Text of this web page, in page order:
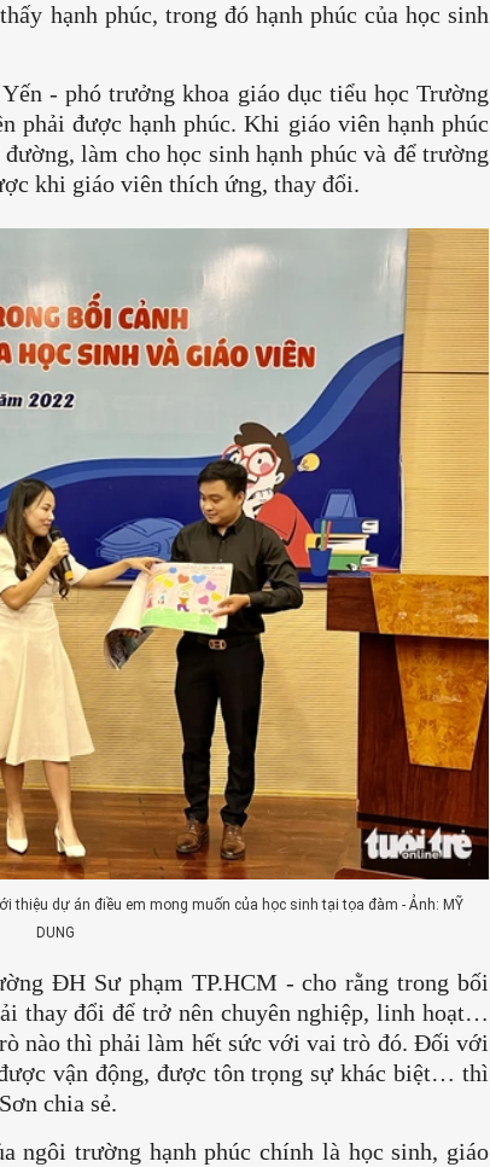
hạnh phúc, trong đó hạnh phúc của học sinh
- phó trưởng khoa giáo dục tiểu học Trường
phải được hạnh phúc. Khi giáo viên hạnh phúc
làm cho học sinh hạnh phúc và để trường
khi giáo viên thích ứng, thay đổi.
thiệu dự án điều em mong muốn của học sinh tại tọa đàm - Ảnh: MỸ
DUNG
ĐH Sư phạm TP.HCM - cho rằng trong bối
thay đổi để trở nên chuyên nghiệp, linh hoạt…
nào thì phải làm hết sức với vai trò đó. Đối với
vận động, được tôn trọng sự khác biệt… thì
chia sẻ.
ngôi trường hạnh phúc chính là học sinh, giáo